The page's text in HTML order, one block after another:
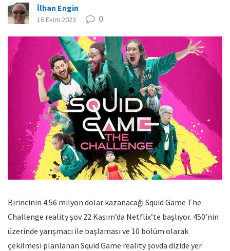
İlhan Engin
16 Ekim 2023 0
Birincinin 4.56 milyon dolar kazanacağı Squid Game The
Challenge reality şov 22 Kasım’da Netflix’te başlıyor. 450’nin
üzerinde yarışmacı ile başlaması ve 10 bölüm olarak
çekilmesi planlanan Squid Game reality şovda dizide yer